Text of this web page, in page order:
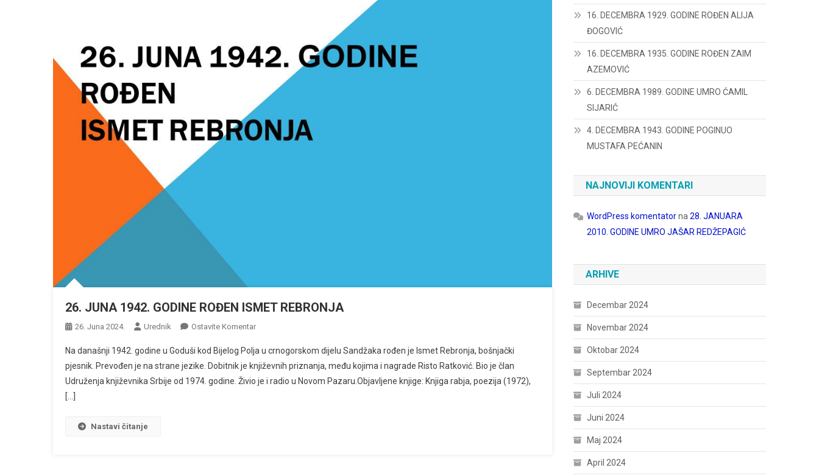
26. JUNA 1942. GODINE ROĐEN ISMET REBRONJA
26. Juna 2024. Urednik Ostavite KomentarNa
JUNA
1942.
GODINE
Na današnji 1942. godine u Goduši kod Bijelog Polja u crnogorskom dijelu Sandžaka rođen je Ismet Rebronja, bošnjački
pjesnik. Prevođen je na strane jezike. Dobitnik je književnih priznanja, među kojima i nagrade Risto Ratković. Bio je član
Udruženja književnika Srbije od 1974. godine. Živio je i radio u Novom Pazaru.Objavljene knjige: Knjiga rabja, poezija (1972),
[…]
Nastavi čitanje
16. DECEMBRA 1929. GODINE ROĐEN ALIJA
ĐOGOVIĆ
16. DECEMBRA 1935. GODINE ROĐEN ZAIM
AZEMOVIĆ
6. DECEMBRA 1989. GODINE UMRO ĆAMIL
SIJARIĆ
4. DECEMBRA 1943. GODINE POGINUO
MUSTAFA PEĆANIN
NAJNOVIJI KOMENTARI
WordPress komentatorna28. JANUARA
2010. GODINE UMRO JAŠAR REDŽEPAGIĆ
ARHIVE
Decembar 2024
Novembar 2024
Oktobar 2024
Septembar 2024
Juli 2024
Juni 2024
Maj 2024
April 2024